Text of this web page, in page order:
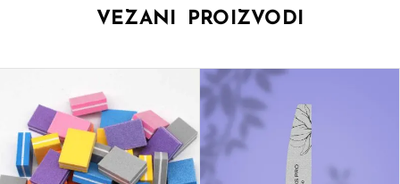
VEZANI PROIZVODI